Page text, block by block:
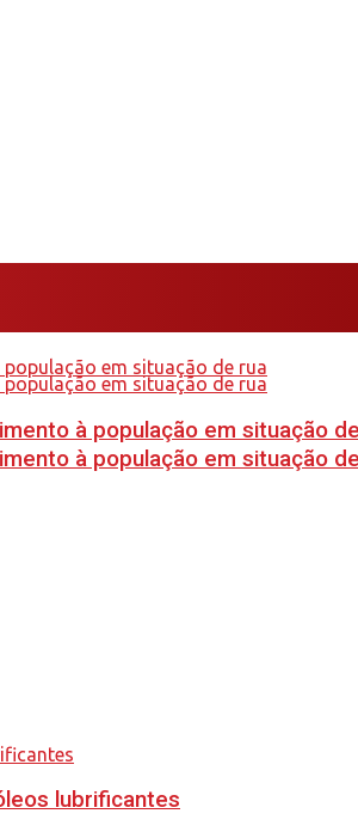
à população em situação
à população em situação
lubrificantes